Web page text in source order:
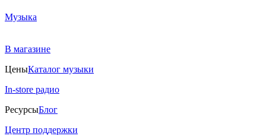
Музыка
В магазине
ЦеныКаталог музыки
In-store радио
РесурсыБлог
Центр поддержки